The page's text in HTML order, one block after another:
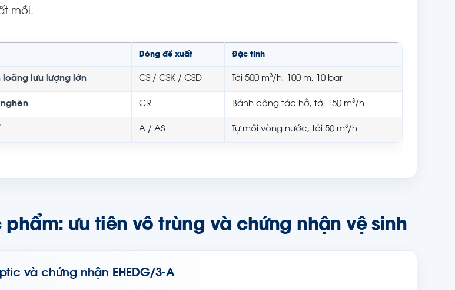
mồi.
Dòng đề xuất Đặc tính
loãng lưu lượng lớn CS / CSK / CSD Tới 500 m³/h, 100 m, 10 bar
CR Bánh công tác hở, tới 150 m³/h
A / AS Tự mồi vòng nước, tới 50 m³/h
phẩm: ưu tiên vô trùng và chứng nhận vệ sinh
và chứng nhận EHEDG/3-A